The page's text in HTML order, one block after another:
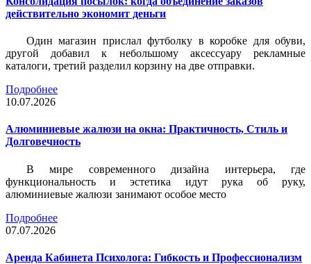
действительно экономит деньги
Один магазин прислал футболку в коробке для обуви,
другой добавил к небольшому аксессуару рекламные
каталоги, третий разделил корзину на две отправки.
Подробнее
10.07.2026
Алюминиевые жалюзи на окна: Практичность, Стиль и
Долговечность
В мире современного дизайна интерьера, где
функциональность и эстетика идут рука об руку,
алюминиевые жалюзи занимают особое место
Подробнее
07.07.2026
Аренда Кабинета Психолога: Гибкость и Профессионализм